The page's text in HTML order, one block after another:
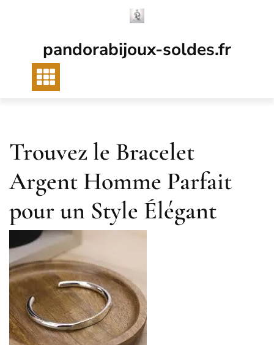
pandorabijoux-soldes.fr
Trouvez le Bracelet
Argent Homme Parfait
pour un Style Élégant